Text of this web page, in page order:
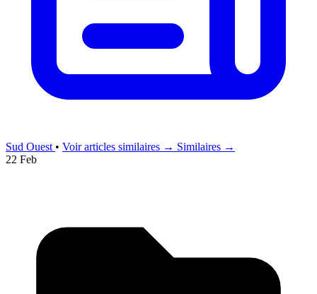
Sud Ouest • Voir articles similaires → Similaires →
22 Feb